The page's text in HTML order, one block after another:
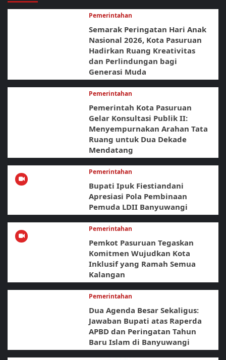
Pemerintahan
Semarak Peringatan Hari Anak
Nasional 2026, Kota Pasuruan
Hadirkan Ruang Kreativitas
dan Perlindungan bagi
Generasi Muda
Pemerintahan
Pemerintah Kota Pasuruan
Gelar Konsultasi Publik II:
Menyempurnakan Arahan Tata
Ruang untuk Dua Dekade
Mendatang
Pemerintahan
Bupati Ipuk Fiestiandani
Apresiasi Pola Pembinaan
Pemuda LDII Banyuwangi
Pemerintahan
Pemkot Pasuruan Tegaskan
Komitmen Wujudkan Kota
Inklusif yang Ramah Semua
Kalangan
Pemerintahan
Dua Agenda Besar Sekaligus:
Jawaban Bupati atas Raperda
APBD dan Peringatan Tahun
Baru Islam di Banyuwangi